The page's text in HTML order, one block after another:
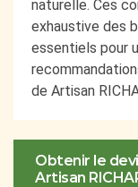
naturelle. Ces
exhaustive des
essentiels pour
de Artisan
Obtenir le
Artisan